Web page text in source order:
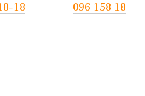
18
096 158 18